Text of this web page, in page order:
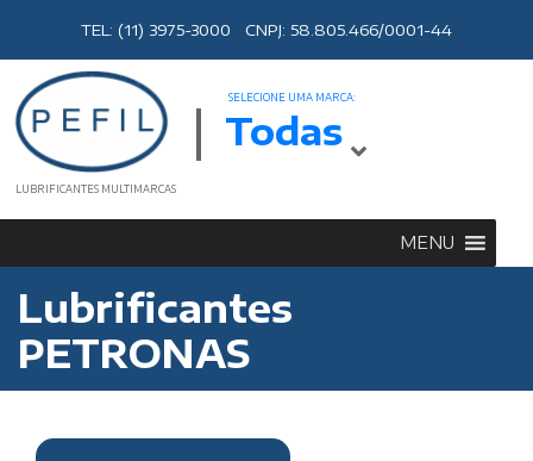
TEL: (11) 3975-3000 CNPJ: 58.805.466/0001-44
LUBRIFICANTES MULTIMARCAS
SELECIONE UMA MARCA:
Todas
MENU
Lubrificantes
PETRONAS